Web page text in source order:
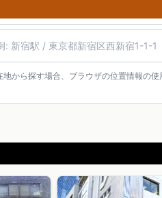
地から探す場合、ブラウザの位置情報の